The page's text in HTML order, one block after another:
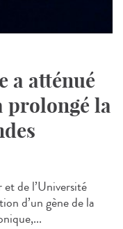
a atténué
prolongé la
de l’Université
d’un gène de la